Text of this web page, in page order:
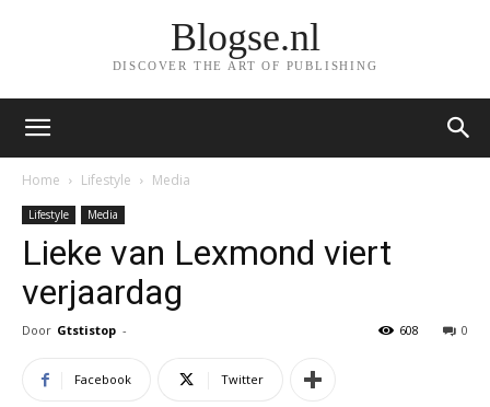
Blogse.nl
DISCOVER THE ART OF PUBLISHING
Home Lifestyle Media
Lifestyle Media
Lieke van Lexmond viert
verjaardag
Door Gtstistop - 0
608
Facebook Twitter